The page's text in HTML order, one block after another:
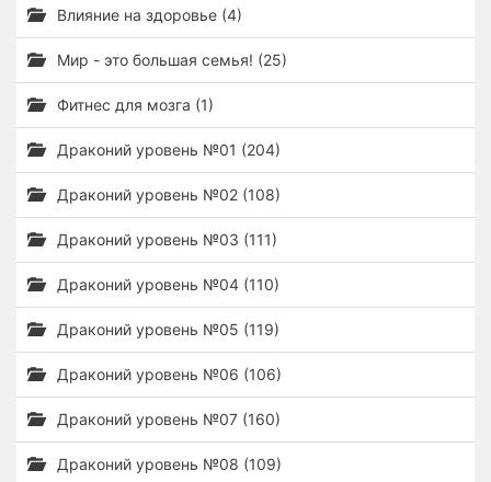
Влияние на здоровье (4)
Мир - это большая семья! (25)
Фитнес для мозга (1)
Драконий уровень №01 (204)
Драконий уровень №02 (108)
Драконий уровень №03 (111)
Драконий уровень №04 (110)
Драконий уровень №05 (119)
Драконий уровень №06 (106)
Драконий уровень №07 (160)
Драконий уровень №08 (109)